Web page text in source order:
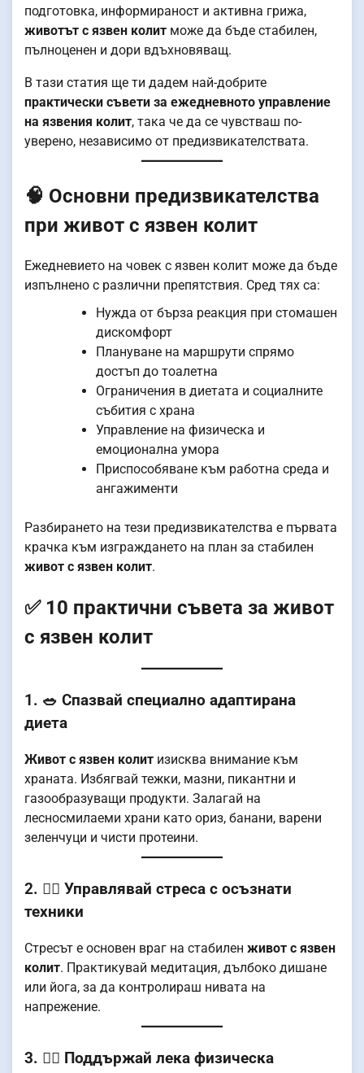
подготовка, информираност и активна грижа,
животът с язвен колит може да бъде стабилен,
пълноценен и дори вдъхновяващ.
В тази статия ще ти дадем най-добрите
практически съвети за ежедневното управление
на язвения колит, така че да се чувстваш по-
уверено, независимо от предизвикателствата.
🧠 Основни предизвикателства
при живот с язвен колит
Ежедневието на човек с язвен колит може да бъде
изпълнено с различни препятствия. Сред тях са:
Нужда от бърза реакция при стомашен
дискомфорт
Плануване на маршрути спрямо
достъп до тоалетна
Ограничения в диетата и социалните
събития с храна
Управление на физическа и
емоционална умора
Приспособяване към работна среда и
ангажименти
Разбирането на тези предизвикателства е първата
крачка към изграждането на план за стабилен
живот с язвен колит.
✅ 10 практични съвета за живот
с язвен колит
1. 🥗 Спазвай специално адаптирана
диета
Живот с язвен колит изисква внимание към
храната. Избягвай тежки, мазни, пикантни и
газообразуващи продукти. Залагай на
лесносмилаеми храни като ориз, банани, варени
зеленчуци и чисти протеини.
2. 🧘‍♀️ Управлявай стреса с осъзнати
техники
Стресът е основен враг на стабилен живот с язвен
колит. Практикувай медитация, дълбоко дишане
или йога, за да контролираш нивата на
напрежение.
3. 🏃‍♂️ Поддържай лека физическа